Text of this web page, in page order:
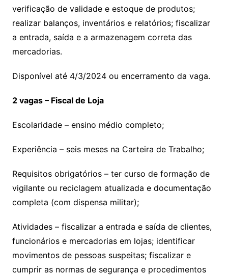
verificação de validade e estoque de produtos;
realizar balanços, inventários e relatórios; fiscalizar
a entrada, saída e a armazenagem correta das
mercadorias.
Disponível até 4/3/2024 ou encerramento da vaga.
2 vagas – Fiscal de Loja
Escolaridade – ensino médio completo;
Experiência – seis meses na Carteira de Trabalho;
Requisitos obrigatórios – ter curso de formação de
vigilante ou reciclagem atualizada e documentação
completa (com dispensa militar);
Atividades – fiscalizar a entrada e saída de clientes,
funcionários e mercadorias em lojas; identificar
movimentos de pessoas suspeitas; fiscalizar e
cumprir as normas de segurança e procedimentos